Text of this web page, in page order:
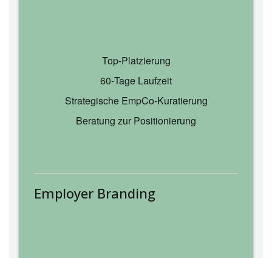
Top‑Platzierung
60‑Tage Laufzeit
Strategische EmpCo‑Kuratierung
Beratung zur Positionierung
Employer Branding